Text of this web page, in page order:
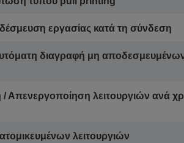
εργασίας κατά τη σύνδεση
διαγραφή μη
/ Απενεργοποίηση λειτουργιών ανά
λειτουργιών